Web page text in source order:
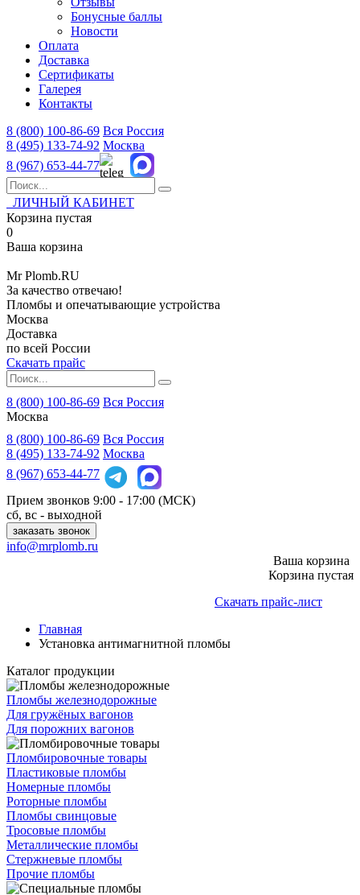
Бонусные баллы
Новости
Оплата
Доставка
Сертификаты
Галерея
Контакты
8 (800) 100-86-69 Вся Россия
8 (495) 133-74-92 Москва
8 (967) 653-44-77
ЛИЧНЫЙ КАБИНЕТ
Корзина пустая
0
Ваша корзина
MrPlomb.RU
За качество отвечаю!
Пломбы и опечатывающие устройства
Москва
Доставка
по всей России
Скачать прайс
8 (800) 100-86-69 Вся Россия
Москва
8 (800) 100-86-69 Вся Россия
8 (495) 133-74-92 Москва
8 (967) 653-44-77
Прием звонков 9:00 - 17:00 (МСК)
сб, вс - выходной
заказать звонок
info@mrplomb.ru
Ваша корзина
Корзина пустая
Скачать прайс-лист
Главная
Установка антимагнитной пломбы
Каталог продукции
Пломбы железнодорожные
Для гружёных вагонов
Для порожних вагонов
Пломбировочные товары
Пластиковые пломбы
Номерные пломбы
Роторные пломбы
Пломбы свинцовые
Тросовые пломбы
Металлические пломбы
Стержневые пломбы
Прочие пломбы